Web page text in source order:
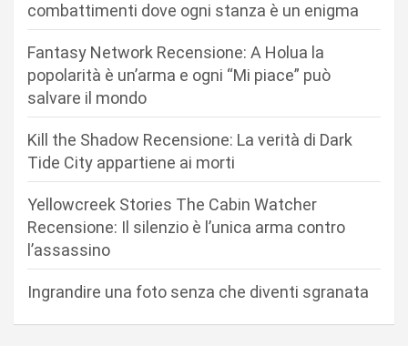
combattimenti dove ogni stanza è un enigma
Fantasy Network Recensione: A Holua la
popolarità è un’arma e ogni “Mi piace” può
salvare il mondo
Kill the Shadow Recensione: La verità di Dark
Tide City appartiene ai morti
Yellowcreek Stories The Cabin Watcher
Recensione: Il silenzio è l’unica arma contro
l’assassino
Ingrandire una foto senza che diventi sgranata